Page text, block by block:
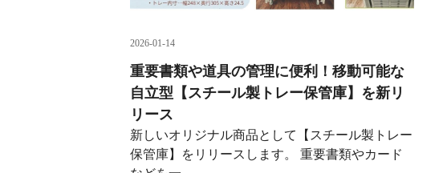
2026-01-14
重要書類や道具の管理に便利！移動可能な
自立型【スチール製トレー保管庫】を新リ
リース
新しいオリジナル商品として【スチール製トレー
保管庫】をリリースします。 重要書類やカード